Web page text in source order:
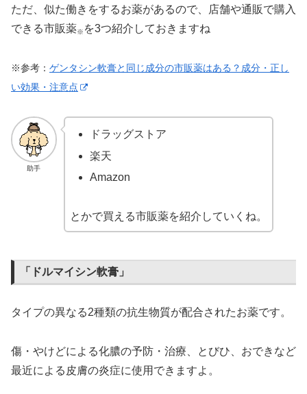
ただ、似た働きをするお薬があるので、店舗や通販で購入
できる市販薬※ を3つ紹介しておきますね
※参考： ゲンタシン軟膏と同じ成分の市販薬はある？成分・正し
い効果・注意点
助手
ドラッグストア
楽天
Amazon
とかで買える市販薬を紹介していくね。
「ドルマイシン軟膏」
タイプの異なる2種類の抗生物質が配合されたお薬です。
傷・やけどによる化膿の予防・治療、とびひ、おできなど
最近による皮膚の炎症に使用できますよ。